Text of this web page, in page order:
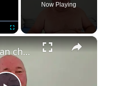
Now Playing
×
Ukrainian man chased by exploding drone recounts his terror